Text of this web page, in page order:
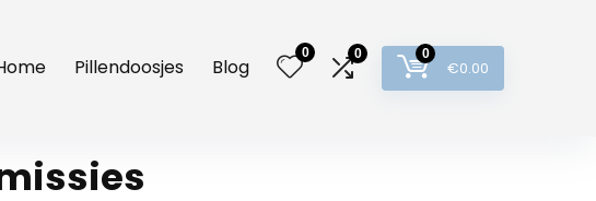
Pillendoosjes Blog
0 0 0
€0.00